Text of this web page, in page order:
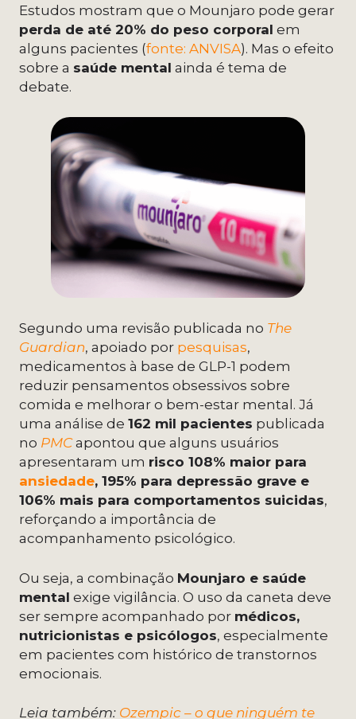
Estudos mostram que o Mounjaro pode gerar
perda de até 20% do peso corporal em
alguns pacientes (fonte: ANVISA). Mas o efeito
sobre a saúde mental ainda é tema de
debate.
Segundo uma revisão publicada no The
Guardian, apoiado por pesquisas,
medicamentos à base de GLP-1 podem
reduzir pensamentos obsessivos sobre
comida e melhorar o bem-estar mental. Já
uma análise de 162 mil pacientes publicada
no PMCapontou que alguns usuários
apresentaram um risco 108% maior para
ansiedade, 195% para depressão grave e
106% mais para comportamentos suicidas,
reforçando a importância de
acompanhamento psicológico.
Ou seja, a combinação Mounjaro e saúde
mental exige vigilância. O uso da caneta deve
ser sempre acompanhado por médicos,
nutricionistas e psicólogos, especialmente
em pacientes com histórico de transtornos
emocionais.
Leia também: Ozempic – o que ninguém te